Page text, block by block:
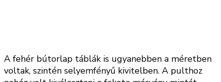
A fehér bútorlap táblák is ugyanebben a méretben
voltak, szintén selyemfényű kivitelben. A pulthoz